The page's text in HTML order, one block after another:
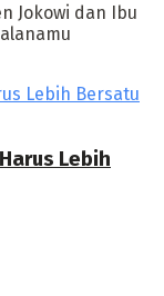
Jokowi dan Ibu
Lebih